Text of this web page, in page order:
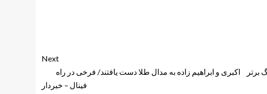
برتر
Next
اکبری و ابراهیم زاده به مدال طلا دست یافتند/ فرخی در راه
فینال – خبردار